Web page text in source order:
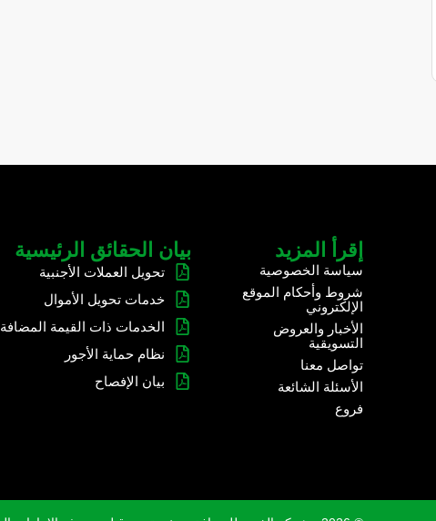
إقرأ المزيد
سياسة الخصوصية
شروط وأحكام الموقع
الإلكتروني
الأخبار والعروض
التسويقية
تواصل معنا
الأسئلة الشائعة
فروع
بيان الحقائق الرئيسية
تحويل العملات الأجنبية
خدمات تحويل الأموال
الخدمات ذات القيمة المضافة
نظام حماية الأجور
بيان الإفصاح